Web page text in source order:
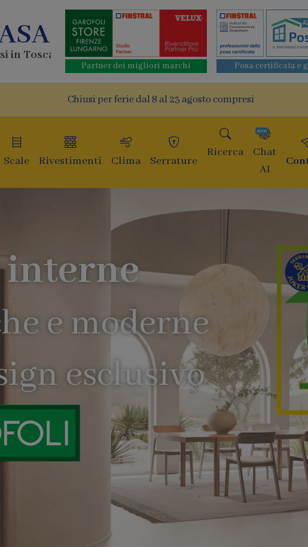
in Toscana
Partner dei migliori marchi Posa certificata e
Chiusi per ferie dal 8 al 23 agosto compresi
Scale Rivestimenti Clima Serrature
Ricerca
Chat
AI
new